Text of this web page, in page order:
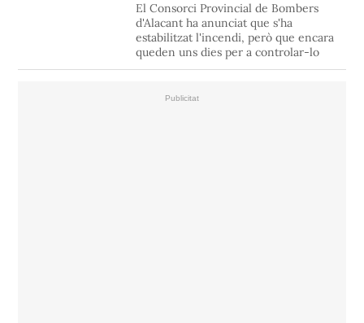
El Consorci Provincial de Bombers
d'Alacant ha anunciat que s'ha
estabilitzat l'incendi, però que encara
queden uns dies per a controlar-lo